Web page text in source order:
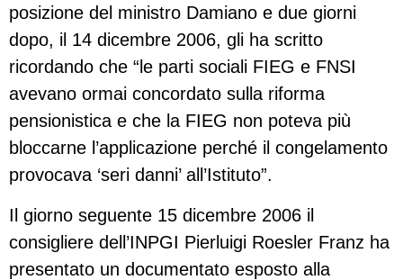
posizione del ministro Damiano e due giorni
dopo, il 14 dicembre 2006, gli ha scritto
ricordando che “le parti sociali FIEG e FNSI
avevano ormai concordato sulla riforma
pensionistica e che la FIEG non poteva più
bloccarne l’applicazione perché il congelamento
provocava ‘seri danni’ all’Istituto”.
Il giorno seguente 15 dicembre 2006 il
consigliere dell’INPGI Pierluigi Roesler Franz ha
presentato un documentato esposto alla